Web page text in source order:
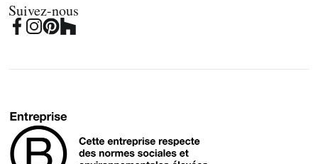
Suivez-nous